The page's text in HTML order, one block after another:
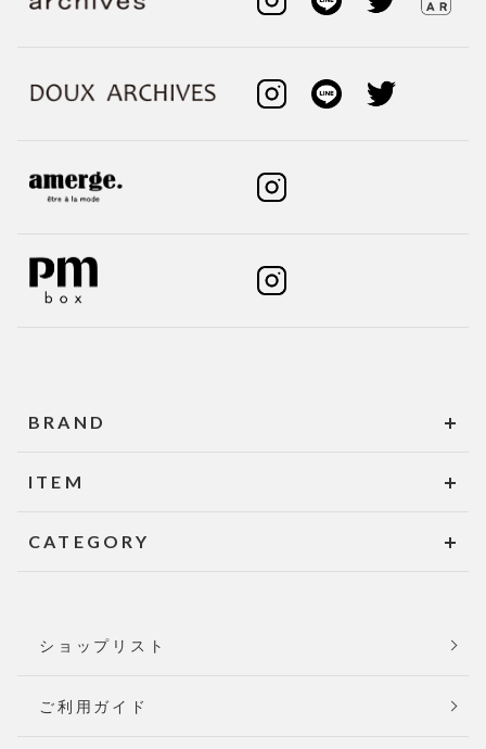
BRAND
ITEM
CATEGORY
ショップリスト
ご利用ガイド